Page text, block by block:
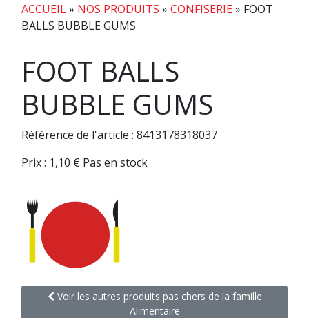
ACCUEIL» NOS PRODUITS » CONFISERIE» FOOT
BALLS BUBBLE GUMS
FOOT BALLS
BUBBLE GUMS
Référence de l'article : 8413178318037
Prix : 1,10 € Pas en stock
Voir les autres produits pas chers de la famille
Alimentaire